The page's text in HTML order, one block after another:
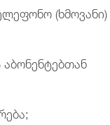
(ხმოვანი)